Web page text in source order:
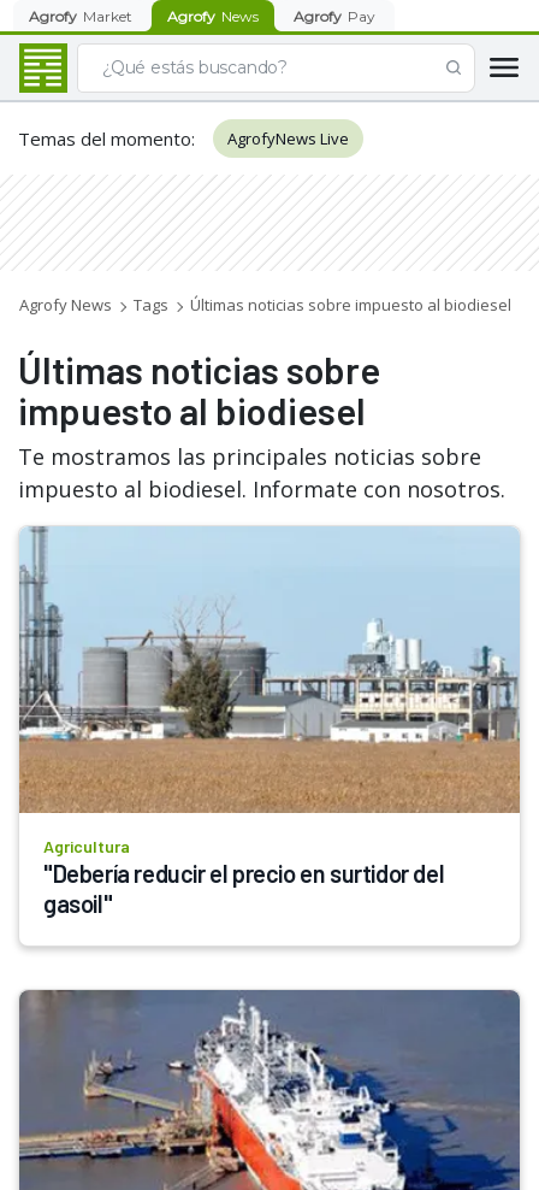
Agrofy Market Agrofy News Agrofy Pay
Temas del momento: AgrofyNews Live
Agrofy News Tags Últimas noticias sobre impuesto al biodiesel
Últimas noticias sobre
impuesto al biodiesel
Te mostramos las principales noticias sobre
impuesto al biodiesel. Informate con nosotros.
Agricultura
"Debería reducir el precio en surtidor del
gasoil"